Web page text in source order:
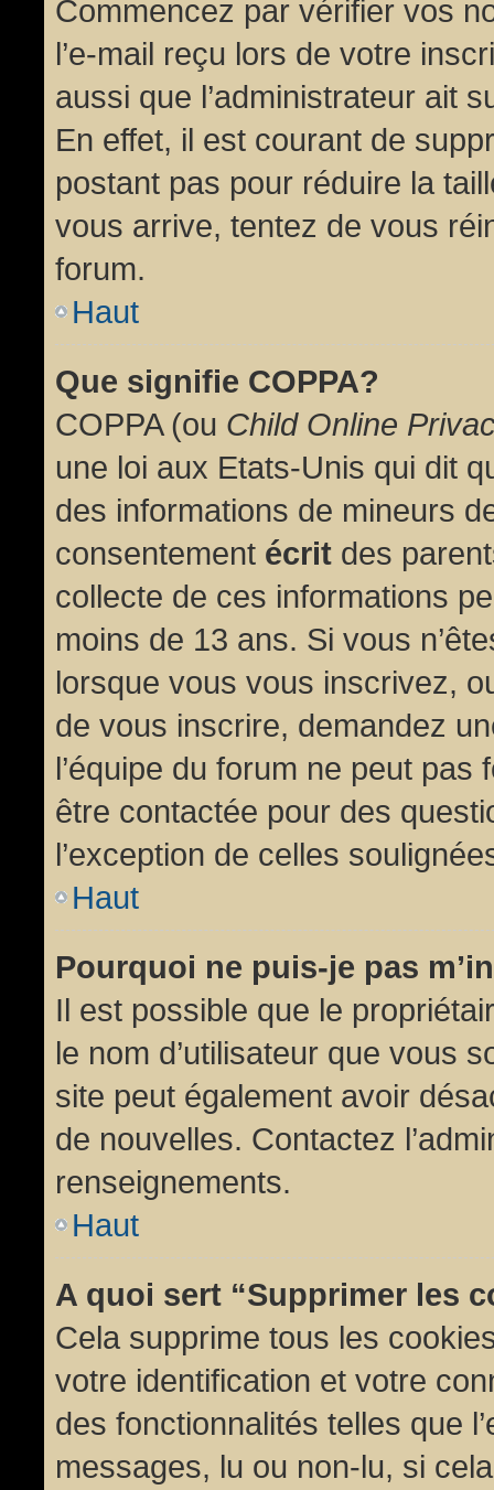
Commencez par vérifier vos
l’e-mail reçu lors de votre
aussi que l’administrateur ait
En effet, il est courant de
postant pas pour réduire la
vous arrive, tentez de vous
forum.
Haut
Que signifie COPPA?
COPPA (ou Child Online
une loi aux Etats-Unis qui dit
des informations de mineurs
consentement écrit des
collecte de ces informations
moins de 13 ans. Si vous
lorsque vous vous inscrivez,
de vous inscrire, demandez
l’équipe du forum ne peut
être contactée pour des
l’exception de celles
Haut
Pourquoi ne puis-je pas
Il est possible que le
le nom d’utilisateur que vous
site peut également avoir
de nouvelles. Contactez
renseignements.
Haut
A quoi sert “Supprimer les
Cela supprime tous les
votre identification et votre
des fonctionnalités telles que
messages, lu ou non-lu, si